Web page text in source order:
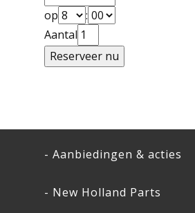
op
:
Aantal
- Aanbiedingen & acties
- New Holland Parts